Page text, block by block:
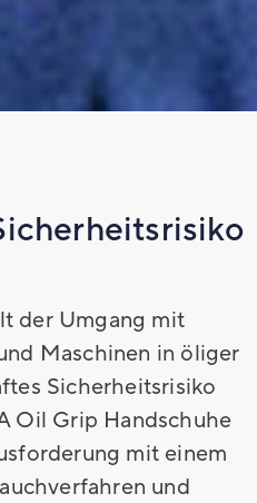
der Umgang mit
Maschinen in öliger
Sicherheitsrisiko
Oil Grip Handschuhe
mit einem
und